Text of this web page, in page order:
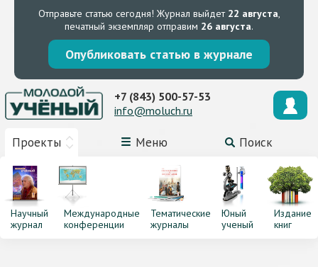
Отправьте статью сегодня! Журнал выйдет 22 августа,
печатный экземпляр отправим 26 августа.
Опубликовать статью в журнале
Проекты Меню Поиск
+7 (843) 500-57-53
info@moluch.ru
Научный
журнал
Международные
конференции
Тематические
журналы
Юный
ученый
Издание
книг